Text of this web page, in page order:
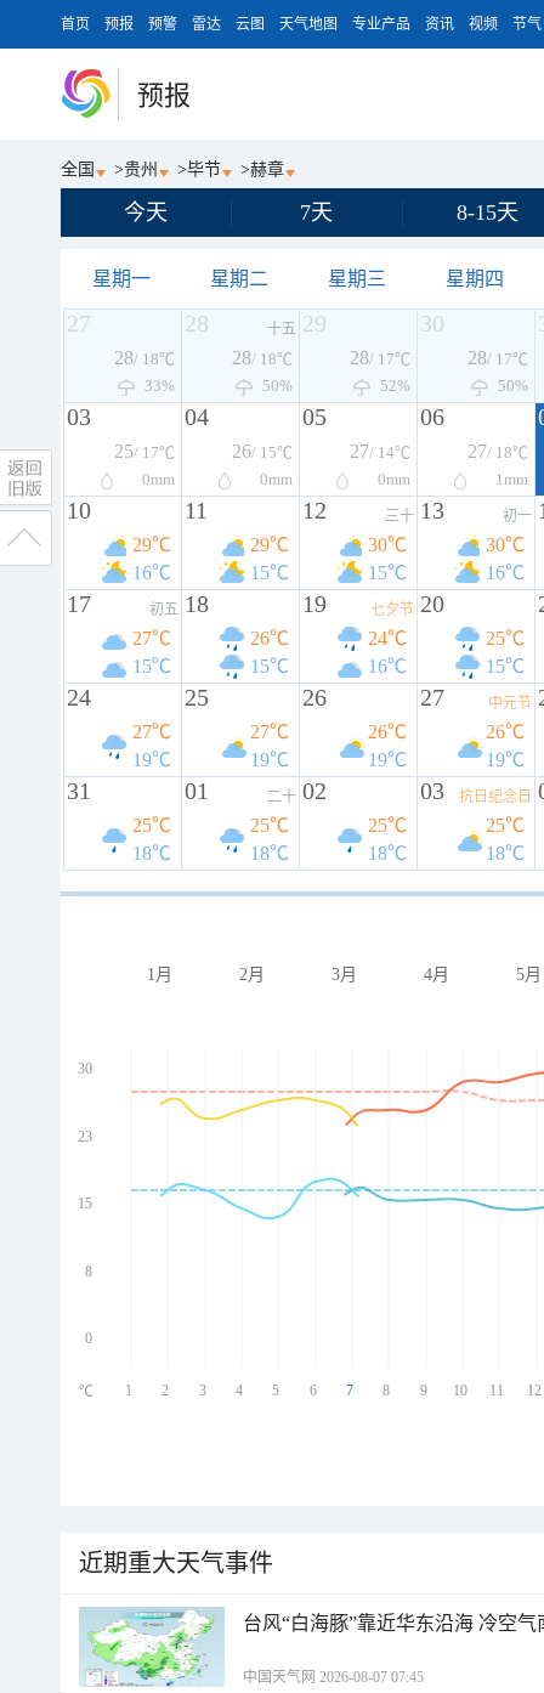
首页 预报 预警 雷达 云图 天气地图 专业产品 资讯 视频 节气
预报
全国 >贵州 >毕节 >赫章
今天 7天 8-15天
星期一 星期二 星期三 星期四
27
28/ 18℃
33%
28 十五
28/ 18℃
50%
29
28/ 17℃
52%
30
28/ 17℃
50%
03
25/ 17℃
0mm
04
26/ 15℃
0mm
05
27/ 14℃
0mm
06
27/ 18℃
1mm
10
29℃
16℃
11
29℃
15℃
12 三十
30℃
15℃
13 初一
30℃
16℃
17 初五
27℃
15℃
18
26℃
15℃
19 七夕节
24℃
16℃
20
25℃
15℃
24
27℃
19℃
25
27℃
19℃
26
26℃
19℃
27 中元节
26℃
19℃
31
25℃
18℃
01 二十
25℃
18℃
02
25℃
18℃
03 抗日纪念日
25℃
18℃
1月 2月 3月 4月 5月
30
23
15
8
0
1 2 3 4 5 6 7 8 9 10 11 12
℃
近期重大天气事件
台风“白海豚”靠近华东沿海 冷空
中国天气网 2026-08-07 07:45